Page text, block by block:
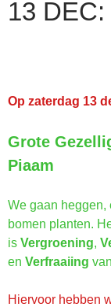
13
Op zaterdag 13
Grote
Piaam
We gaan heggen,
bomen planten.
is Vergroening,
en Verfraaiing
Hiervoor hebben